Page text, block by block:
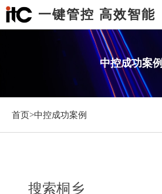
一键管控 高效智能
中控成功案例
首页>中控成功案例
搜索桐乡